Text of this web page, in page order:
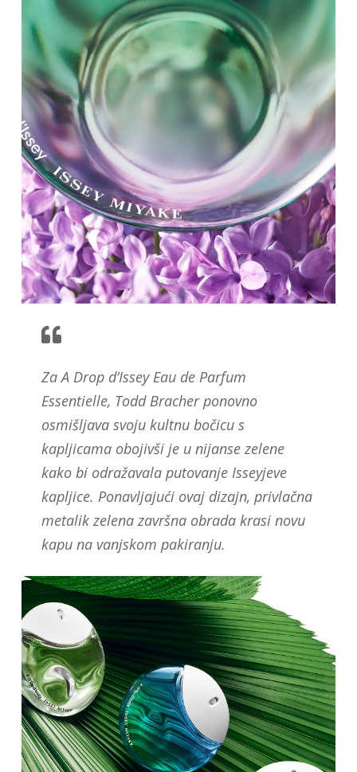
Za A Drop d’Issey Eau de Parfum
Essentielle, Todd Bracher ponovno
osmišljava svoju kultnu bočicu s
kapljicama obojivši je u nijanse zelene
kako bi odražavala putovanje Isseyjeve
kapljice. Ponavljajući ovaj dizajn, privlačna
metalik zelena završna obrada krasi novu
kapu na vanjskom pakiranju.